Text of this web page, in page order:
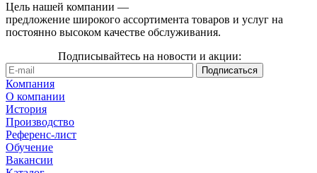
Цель нашей компании —
предложение широкого ассортимента товаров и услуг на
постоянно высоком качестве обслуживания.
Подписывайтесь на новости и акции:
Компания
О компании
История
Производство
Референс-лист
Обучение
Вакансии